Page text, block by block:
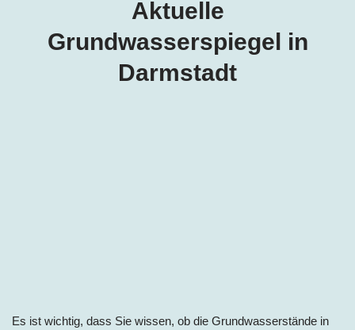
Aktuelle
Grundwasserspiegel in
Darmstadt
Es ist wichtig, dass Sie wissen, ob die Grundwasserstände in